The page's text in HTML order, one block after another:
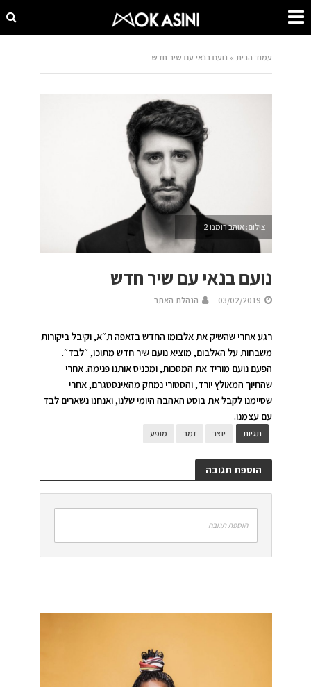
עמוד הבית » נועם בנאי עם שיר חדש
צילום: אוהב רומנו 2
נועם בנאי עם שיר חדש
03/02/2019 הנהלת האתר
רגע אחרי שהשיק את אלבומו החדש בזאפה ת״א, וקיבל ביקורות
משבחות על האלבום, מוציא נועם שיר חדש מתוכו, ״לבד״.
הפעם נועם מוריד את המסכות, ומכניס אותנו פנימה. אחרי
שהחיוך המאולץ יורד, והסטורי נמחק מהאינסטגרם, אחרי
שסיימנו לקבל את בוסט האהבה היומי שלנו, ואנחנו נשארים לבד
עם עצמנו.
תגיות יוצר זמר מופע
הוספת תגובה
הוספת תגובה